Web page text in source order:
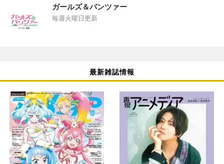
ガールズ＆パンツァー
毎週火曜日更新
最新雑誌情報